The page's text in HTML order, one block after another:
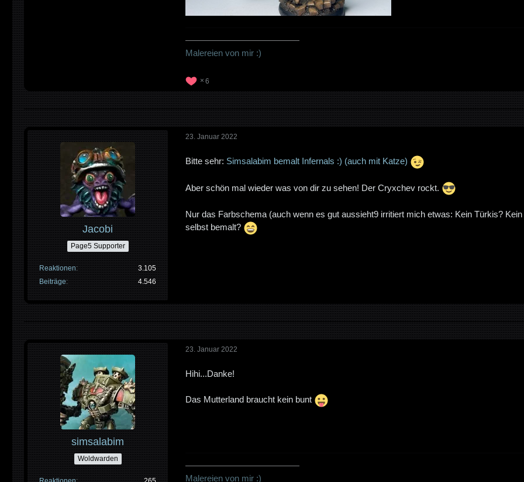
—————————————
Malereien von mir :)
6
Jacobi
Page5 Supporter
Reaktionen
3.105
Beiträge
4.546
23. Januar 2022
Bitte sehr: Simsalabim bemalt Infernals :) (auch mit Katze)
Aber schön mal wieder was von dir zu sehen! Der Cryxchev rockt.
Nur das Farbschema (auch wenn es gut aussieht9 irritiert mich etwas: Kein Türkis?
selbst bemalt?
simsalabim
Woldwarden
23. Januar 2022
Hihi...Danke!
Das Mutterland braucht kein bunt
—————————————
Malereien von mir :)